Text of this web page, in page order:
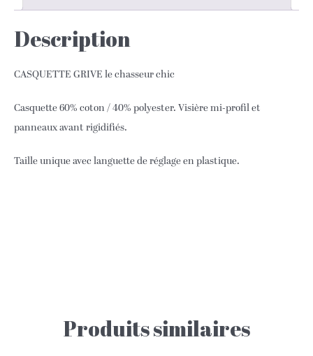
Description
CASQUETTE GRIVE le chasseur chic
Casquette 60% coton / 40% polyester. Visière mi-profil et
panneaux avant rigidifiés.
Taille unique avec languette de réglage en plastique.
Produits similaires